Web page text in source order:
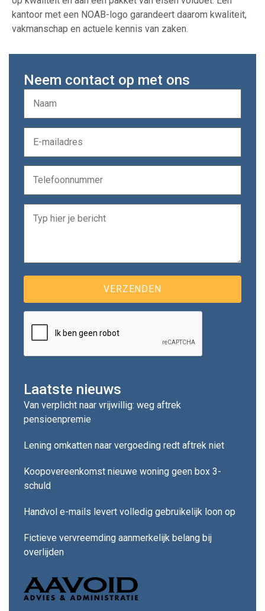
kantoor met een NOAB-logo garandeert daarom kwaliteit,
vakmanschap en actuele kennis van zaken.
Neem contact op met ons
Laatste nieuws
Van verplicht naar vrijwillig: weg aftrek
pensioenpremie
Lening omkatten naar vergoeding redt aftrek niet
Koopovereenkomst nieuwe woning geen box 3-
schuld
Handvol e-mails levert volledig gebruikelijk loon op
Fictieve vervreemding aanmerkelijk belang bij
overlijden